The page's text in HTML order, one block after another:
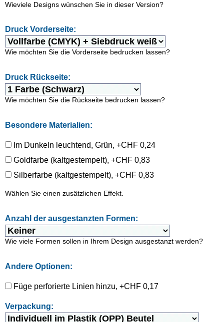
Wieviele Designs wünschen Sie in dieser Version?
Druck Vorderseite:
Wie möchten Sie die Vorderseite bedrucken lassen?
Druck Rückseite:
Wie möchten Sie die Rückseite bedrucken lassen?
Besondere Materialien:
Im Dunkeln leuchtend, Grün, +CHF 0,24
Goldfarbe (kaltgestempelt), +CHF 0,83
Silberfarbe (kaltgestempelt), +CHF 0,83
Wählen Sie einen zusätzlichen Effekt.
Anzahl der ausgestanzten Formen:
Wie viele Formen sollen in Ihrem Design ausgestanzt werden?
Andere Optionen:
Füge perforierte Linien hinzu, +CHF 0,17
Verpackung: